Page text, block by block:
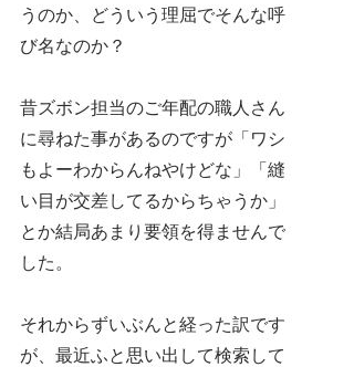
うのか、どういう理屈でそんな呼
び名なのか？
昔ズボン担当のご年配の職人さん
に尋ねた事があるのですが「ワシ
もよーわからんねやけどな」「縫
い目が交差してるからちゃうか」
とか結局あまり要領を得ませんで
した。
それからずいぶんと経った訳です
が、最近ふと思い出して検索して